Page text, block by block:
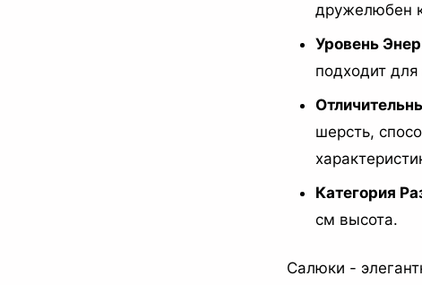
дружелюбен
Уровень
подходит
шерсть,
Категория
см высота.
Салюки -